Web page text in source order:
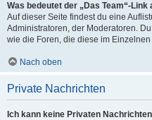
Was bedeutet der „Das Team“-
Auf dieser Seite findest du eine
Administratoren, der Moderatoren.
wie die Foren, die diese im
Nach oben
Private Nachrichten
Ich kann keine Privaten